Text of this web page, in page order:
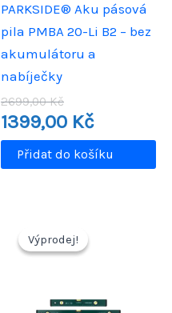
PARKSIDE® Aku pásová
pila PMBA 20-Li B2 – bez
akumulátoru a
nabíječky
2699,00KčPůvodní
cena
byla:
2699,00 Kč.
1399,00 Kč
je:
1399,00 Kč.
Přidat do košíku
Výprodej!
Výprodej!